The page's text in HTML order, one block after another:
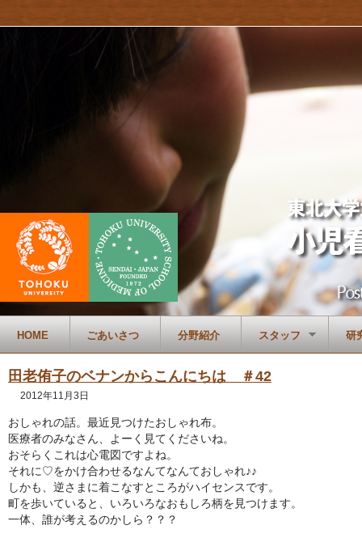
HOME ごあいさつ 分野紹介 スタッフ 研
田老侑子のベナンからこんにちは ＃42
2012年11月3日
おしゃれの話。最近見つけたおしゃれ布。
医療者のみなさん、よーく見てくださいね。
おそらくこれは心電図ですよね。
それに♡をかけ合わせるなんてなんておしゃれ♪♪
しかも、逆さまに着こなすところがハイセンスです。
町を歩いていると、いろいろなおもしろ柄を見つけます。
一体、誰が考えるのかしら？？？